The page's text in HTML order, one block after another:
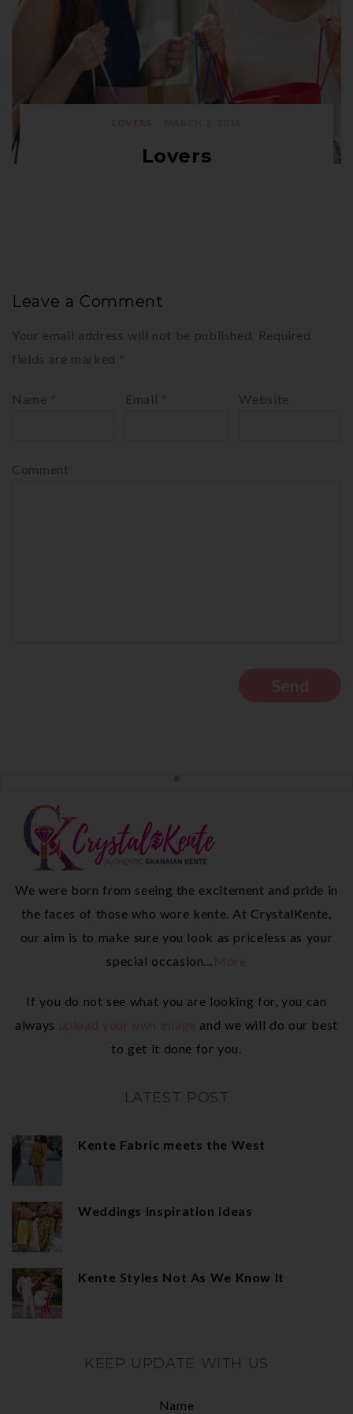
Lovers
Leave a Comment
Your email address will not be published.
Required
fields are marked
Name Email Website
Comment
We were born from seeing the excitement and pride in
the faces of those who wore kente. At CrystalKente,
our aim is to make sure you look as priceless as your
special occasion…
If you do not see what you are looking for, you can
always
and we will do our best
to get it done for you.
LATEST POST
Kente Fabric meets the West
Weddings Inspiration ideas
Kente Styles Not As We Know It
KEEP UPDATE WITH US
Name